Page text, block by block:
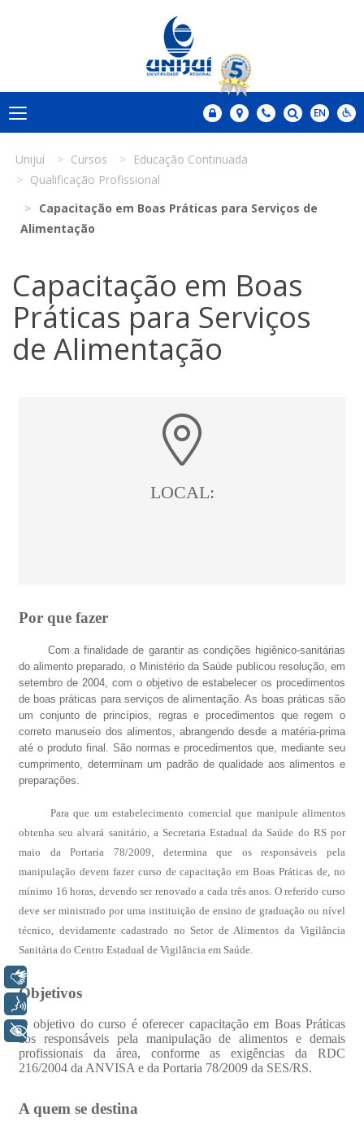
Unijuí Cursos
Educação Continuada
Qualificação Profissional
Capacitação em Boas Práticas para Serviços de
Alimentação
Capacitação em Boas
Práticas para Serviços
de Alimentação
Voz
+ Acessibilidade